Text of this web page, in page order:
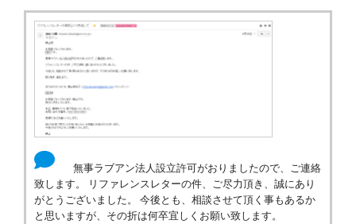
無事ラブアン法人設立許可がおりましたので、ご連絡
致します。 リファレンスレターの件、ご尽力頂き、誠にあり
がとうございました。 今後とも、相談させて頂く事もあるか
と思いますが、その折は何卒宜しくお願い致します。